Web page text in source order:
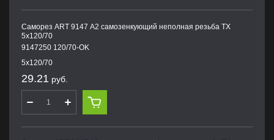
Саморез ART 9147 А2 самозенкующий неполная резьба TX
5х120/70
9147250 120/70-OK
5х120/70
29.21 руб.